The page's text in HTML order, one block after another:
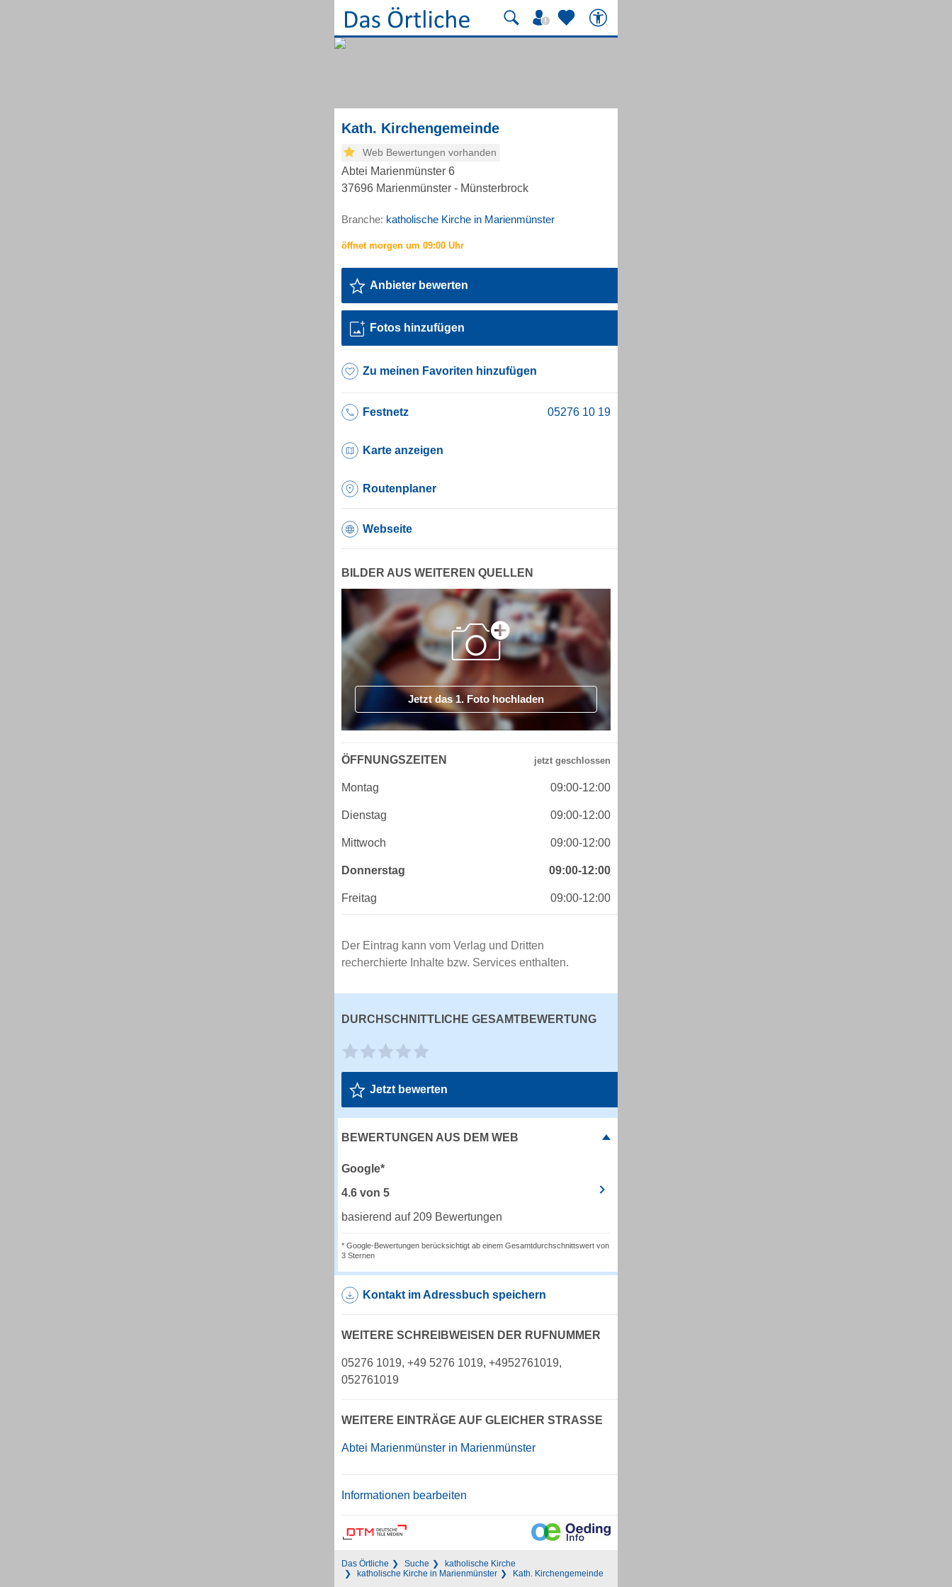
Kath. Kirchengemeinde
Web Bewertungen vorhanden
Abtei Marienmünster 6
37696 Marienmünster - Münsterbrock
Branche: katholische Kirche in Marienmünster
Anbieter bewerten
Fotos hinzufügen
Zu meinen Favoriten hinzufügen
Festnetz
Karte anzeigen
Routenplaner
Webseite
BILDER AUS WEITEREN QUELLEN
Jetzt das 1. Foto hochladen
ÖFFNUNGSZEITEN
Montag 09:00-12:00
Dienstag 09:00-12:00
Mittwoch 09:00-12:00
Donnerstag 09:00-12:00
Freitag 09:00-12:00
Der Eintrag kann vom Verlag und Dritten
recherchierte Inhalte bzw. Services enthalten.
DURCHSCHNITTLICHE GESAMTBEWERTUNG
Jetzt bewerten
BEWERTUNGEN AUS DEM WEB
Google*
4.6 von 5
basierend auf 209 Bewertungen
* Google-Bewertungen berücksichtigt ab einem Gesamtdurchschnittswert von
3 Sternen
Kontakt im Adressbuch speichern
WEITERE SCHREIBWEISEN DER RUFNUMMER
05276 1019, +49 5276 1019, +4952761019,
052761019
WEITERE EINTRÄGE AUF GLEICHER STRASSE
Abtei Marienmünster in Marienmünster
Informationen bearbeiten
Das Örtliche Suche
katholische Kirche
katholische Kirche in Marienmünster
Kath. Kirchengemeinde